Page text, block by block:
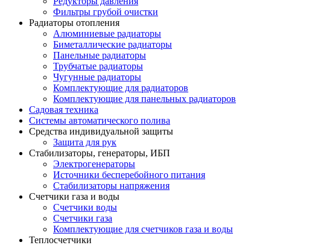
Фильтры грубой очистки
Радиаторы отопления
Алюминиевые радиаторы
Биметаллические радиаторы
Панельные радиаторы
Трубчатые радиаторы
Чугунные радиаторы
Комплектующие для радиаторов
Комплектующие для панельных радиаторов
Садовая техника
Системы автоматического полива
Средства индивидуальной защиты
Защита для рук
Стабилизаторы, генераторы, ИБП
Электрогенераторы
Источники бесперебойного питания
Стабилизаторы напряжения
Счетчики газа и воды
Счетчики воды
Счетчики газа
Комплектующие для счетчиков газа и воды
Теплосчетчики